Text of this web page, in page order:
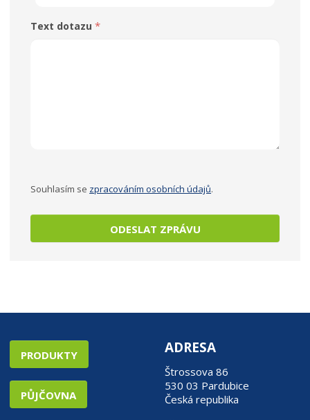
Text dotazu *
ODESLAT ZPRÁVU
Souhlasím se zpracováním osobních údajů.
PRODUKTY
PŮJČOVNA
ADRESA
Štrossova 86
530 03 Pardubice
Česká republika